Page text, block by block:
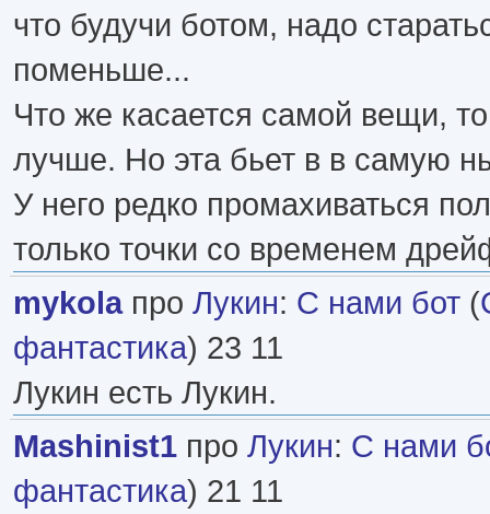
что будучи ботом, надо
поменьше...
Что же касается самой вещи,
лучше. Но эта бьет в в самую
У него редко промахиваться
только точки со временем
mykolaпро Лукин: С нами бот (
фантастика) 23 11
Лукин есть Лукин.
Mashinist1 про Лукин: С нами
фантастика) 21 11